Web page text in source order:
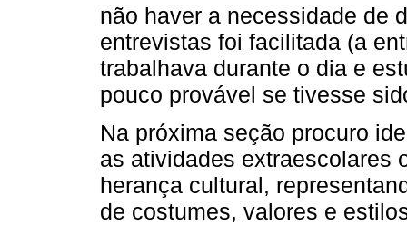
não haver a necessidade de
entrevistas foi facilitada (a
trabalhava durante o dia e
pouco provável se tivesse
Na próxima seção procuro
as atividades extraescolares
herança cultural,
de costumes, valores e